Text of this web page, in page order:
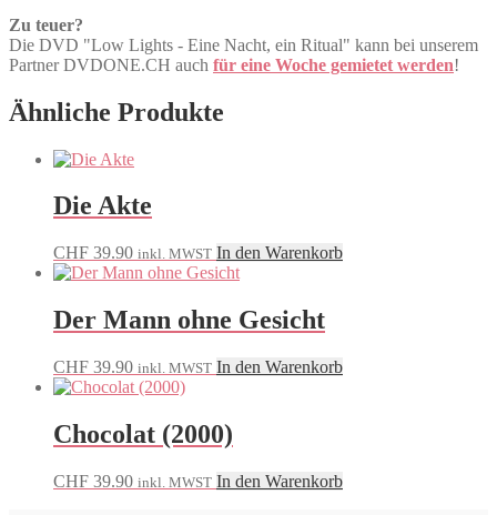
Zu teuer?
Die DVD "Low Lights - Eine Nacht, ein Ritual" kann bei unserem
Partner DVDONE.CH auch für eine Woche gemietet werden!
Ähnliche Produkte
Die Akte
CHF 39.90 inkl. MWST In den Warenkorb
Der Mann ohne Gesicht
CHF 39.90 inkl. MWST In den Warenkorb
Chocolat (2000)
CHF 39.90 inkl. MWST In den Warenkorb